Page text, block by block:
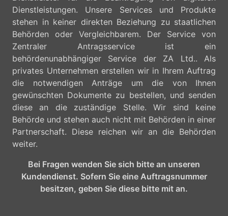
Dienstleistungen. Unsere Services und Produkte
stehen in keiner direkten Beziehung zu staatlichen
Behörden oder Vergleichbarem. Der Service von
Zentraler Antragsservice ist ein
behördenunabhängiger Service der ZA Ltd.. Als
privates Unternehmen erstellen wir in Ihrem Auftrag
die notwendigen Anträge um die von Ihnen
gewünschten Dokumente zu bestellen, und senden
diese an die zuständige Stelle. Wir sind keine
Behörde und stehen auch nicht mit Behörden in einer
Partnerschaft. Diese reichen wir an die Behörden
weiter.
Bei Fragen wenden Sie sich bitte an unseren
Kundendienst. Sofern Sie eine Auftragsnummer
besitzen, geben Sie diese bitte mit an.